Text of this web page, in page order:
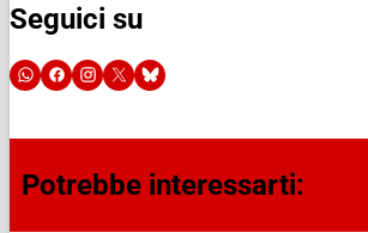
Seguici su
Potrebbe interessarti: